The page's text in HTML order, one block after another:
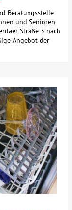
Beratungsstelle
und Senioren
Straße 3 nach
Angebot der